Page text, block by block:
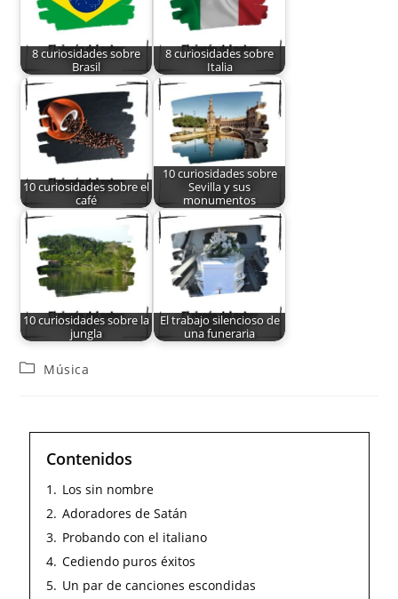
8 curiosidades sobre
Brasil
8 curiosidades sobre
Italia
10 curiosidades sobre el
café
10 curiosidades sobre
Sevilla y sus
monumentos
10 curiosidades sobre la
jungla
El trabajo silencioso de
una funeraria
Música
Contenidos
1. Los sin nombre
2. Adoradores de Satán
3. Probando con el italiano
4. Cediendo puros éxitos
5. Un par de canciones escondidas